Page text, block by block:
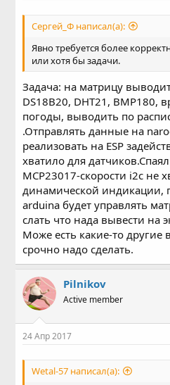
Сергей_Ф написал(а):
Явно требуется более
или хотя бы задачи.
Задача: на матрицу
DS18B20, DHT21, BMP180,
погоды, выводить по
.Отправлять данные на
реализовать на ESP
хватило для
MCP23017-скорости i2c не
динамической индикации,
arduina будет управлять
слать что нада вывести на
Може есть какие-то другие
срочно надо сделать.
Pilnikov
Active member
24 Апр 2017
Wetal-57 написал(а):